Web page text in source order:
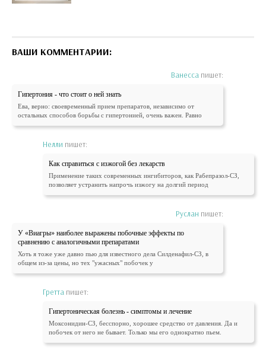
ВАШИ КОММЕНТАРИИ:
Ванесса пишет:
Гипертония - что стоит о ней знать
Ева, верно: своевременный прием препаратов, независимо от
остальных способов борьбы с гипертонией, очень важен. Равно
Нелли пишет:
Как справиться с изжогой без лекарств
Применение таких современных ингибиторов, как Рабепразол-СЗ,
позволяет устранить напрочь изжогу на долгий период
Руслан пишет:
У «Виагры» наиболее выражены побочные эффекты по
сравнению с аналогичными препаратами
Хоть я тоже уже давно пью для известного дела Силденафил-СЗ, в
общем из-за цены, но тех "ужасных" побочек у
Гретта пишет:
Гипертоническая болезнь - симптомы и лечение
Моксонидин-СЗ, бесспорно, хорошее средство от давления. Да и
побочек от него не бывает. Только мы его однократно пьем.